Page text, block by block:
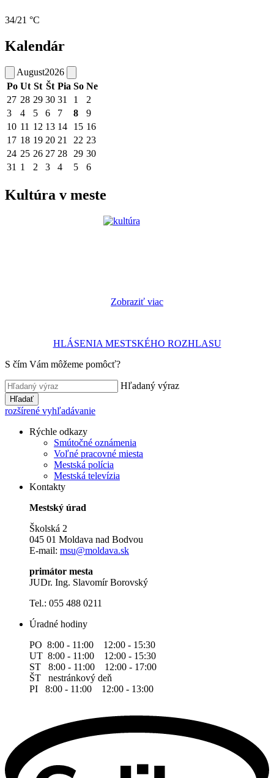
34/21 °C
Kalendár
August2026
Po Ut St Št Pia So Ne
27 28 29 30 31 1
2
3
4 5 6 7 8
9
10 11 12 13 14 15 16
17 18 19 20 21 22 23
24 25 26 27 28 29 30
31 1 2 3 4 5 6
Kultúra v meste
Zobraziť viac
HLÁSENIA MESTSKÉHO ROZHLASU
S čím Vám môžeme pomôcť?
Hľadaný výraz
Hľadať
rozšírené vyhľadávanie
Rýchle odkazy
Smútočné oznámenia
Voľné pracovné miesta
Mestská polícia
Mestská televízia
Kontakty
Mestský úrad
Školská 2
045 01 Moldava nad Bodvou
E-mail: msu@moldava.sk
primátor mesta
JUDr. Ing. Slavomír Borovský
Tel.: 055 488 0211
Úradné hodiny
PO 8:00 - 11:00 12:00 - 15:30
UT 8:00 - 11:00 12:00 - 15:30
ST 8:00 - 11:00 12:00 - 17:00
ŠT nestránkový deň
PI 8:00 - 11:00 12:00 - 13:00